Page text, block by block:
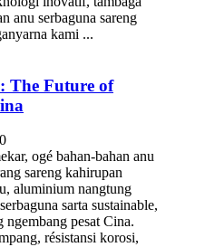
anu serbaguna sareng
kami ...
The Future of
ogé bahan-bahan anu
sareng kahirupan
aluminium nangtung
sarta sustainable,
ngembang pesat Cina.
résistansi korosi,